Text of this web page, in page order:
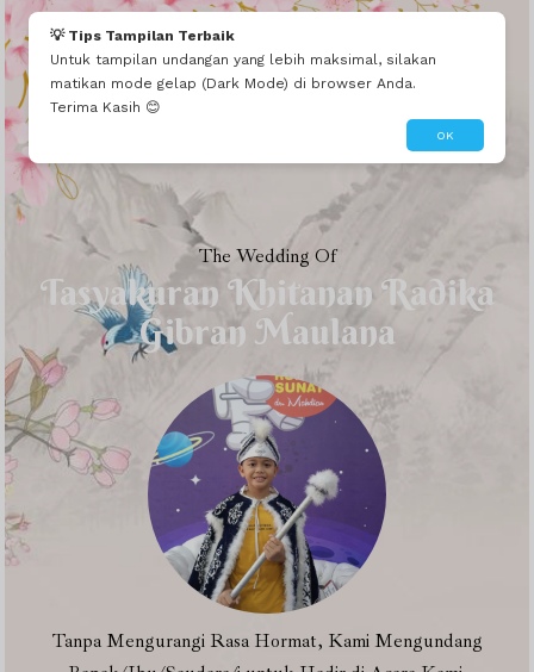
💡 Tips Tampilan Terbaik
Untuk tampilan undangan yang lebih maksimal, silakan
matikan mode gelap (Dark Mode) di browser Anda.
Terima Kasih 😊
OK
The Wedding Of
Tasyakuran Khitanan Radika
Gibran Maulana
Tanpa Mengurangi Rasa Hormat, Kami Mengundang